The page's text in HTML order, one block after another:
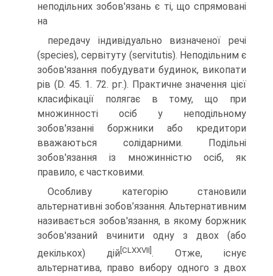
неподільних зобов'язань є ті, що спрямовані
на
передачу індивідуально визначеної речі
(species), сервітуту (servitutis). Неподільним є
зобов'язання побудувати будинок, викопати
рів (D. 45. 1. 72. рг.). Практичне значення цієї
класифікації полягає в тому, що при
множинності осіб у неподільному
зобов'язанні боржники або кредитори
вважаються солідарними. Подільні
зобов'язання із множин­ністю осіб, як
правило, є частковими.
Особливу категорію становили
альтернативні зобов’язання. Альтернативним
називається зобов'язання, в якому боржник
зобо­в'язаний вчинити одну з двох (або
декількох) дій [CLXXVII] . Отже, існує
альтернатива, право вибору одного з двох